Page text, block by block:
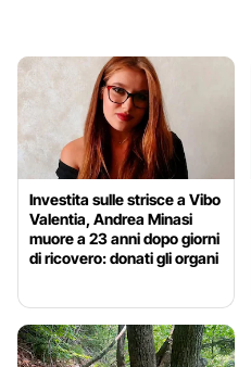
Investita sulle strisce a Vibo
Valentia, Andrea Minasi
muore a 23 anni dopo giorni
di ricovero: donati gli organi